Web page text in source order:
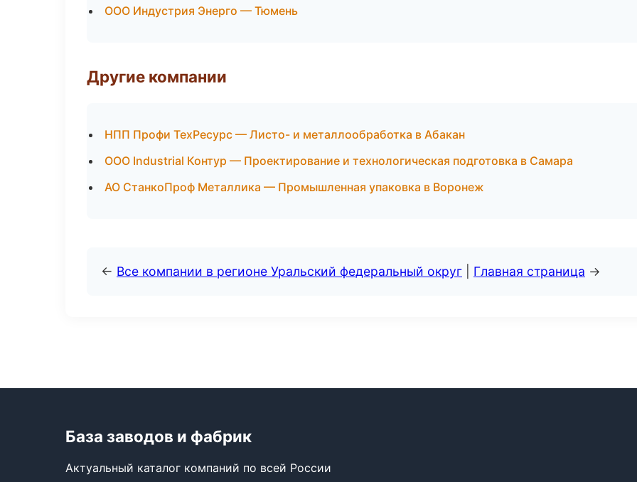
ООО Индустрия Энерго — Тюмень
Другие компании
НПП Профи ТехРесурс — Листо- и металлообработка в Абакан
ООО Industrial Контур — Проектирование и технологическая подготовка в Самара
АО СтанкоПроф Металлика — Промышленная упаковка в Воронеж
← Все компании в регионе Уральский федеральный округ Главная страница →
База заводов и фабрик
Актуальный каталог компаний по всей России